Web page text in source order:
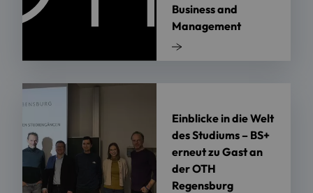
Business and
Management
Einblicke in die Welt
des Studiums – BS+
erneut zu Gast an
der OTH
Regensburg